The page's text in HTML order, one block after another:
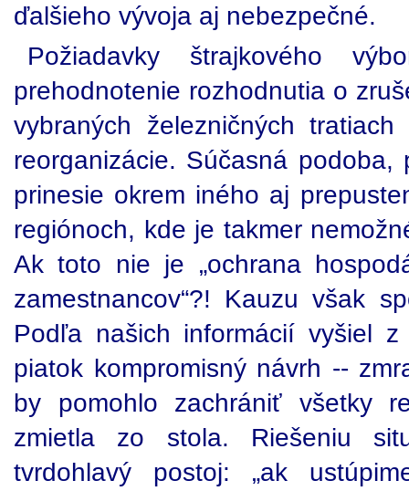
ďalšieho vývoja aj nebezpečné.
Požiadavky štrajkového
prehodnotenie rozhodnutia o
vybraných železničných
reorganizácie. Súčasná
prinesie okrem iného aj
regiónoch, kde je takmer
Ak toto nie je „ochrana
zamestnancov“?! Kauzu však
Podľa našich informácií vyšiel
piatok kompromisný návrh --
by pomohlo zachrániť všetky
zmietla zo stola. Riešeniu
tvrdohlavý postoj: „ak